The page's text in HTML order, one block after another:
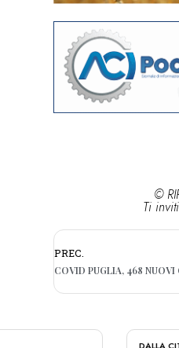
©
Ti
PREC.
COVID PUGLIA, 468 NUOVI